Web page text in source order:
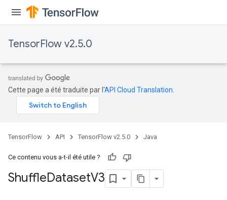
TensorFlow v2.5.0
Cette page a été traduite par l'API Cloud Translation
TensorFlow API TensorFlow v2.5.0 Java
Ce contenu vous a-t-il été utile ?
ShuffleDatasetV3